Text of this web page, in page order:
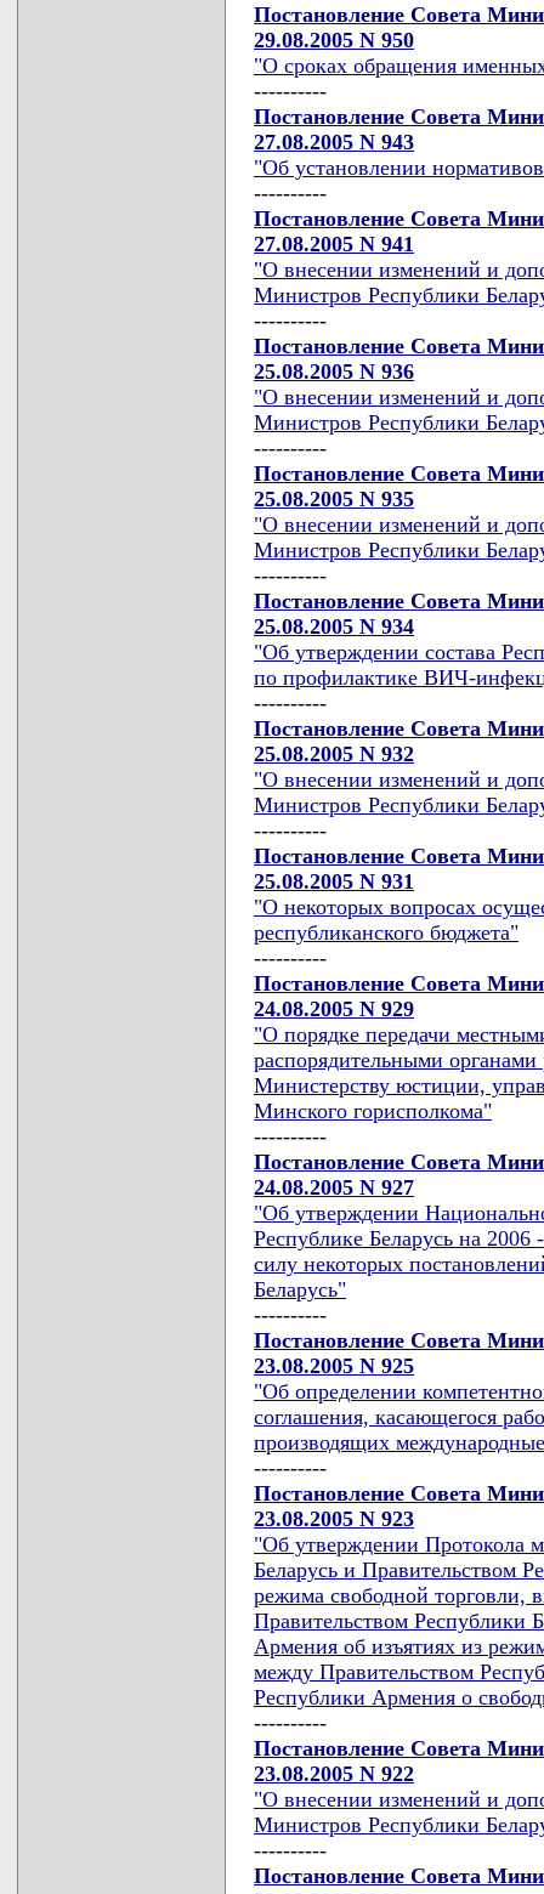
Постановление Совета
29.08.2005 N 950
"О сроках обращения
----------
Постановление Совета
27.08.2005 N 943
"Об установлении
----------
Постановление Совета
27.08.2005 N 941
"О внесении изменений и
Министров Республики
----------
Постановление Совета
25.08.2005 N 936
"О внесении изменений и
Министров Республики
----------
Постановление Совета
25.08.2005 N 935
"О внесении изменений и
Министров Республики
----------
Постановление Совета
25.08.2005 N 934
"Об утверждении состава
по профилактике ВИЧ-
----------
Постановление Совета
25.08.2005 N 932
"О внесении изменений и
Министров Республики
----------
Постановление Совета
25.08.2005 N 931
"О некоторых вопросах
республиканского бюджета"
----------
Постановление Совета
24.08.2005 N 929
"О порядке передачи
распорядительными
Министерству юстиции,
Минского горисполкома"
----------
Постановление Совета
24.08.2005 N 927
"Об утверждении
Республике Беларусь на
силу некоторых
Беларусь"
----------
Постановление Совета
23.08.2005 N 925
"Об определении
соглашения, касающегося
производящих
----------
Постановление Совета
23.08.2005 N 923
"Об утверждении Протокола
Беларусь и Правительством
режима свободной торговли,
Правительством Республики
Армения об изъятиях из
между Правительством
Республики Армения о
----------
Постановление Совета
23.08.2005 N 922
"О внесении изменений и
Министров Республики
----------
Постановление Совета